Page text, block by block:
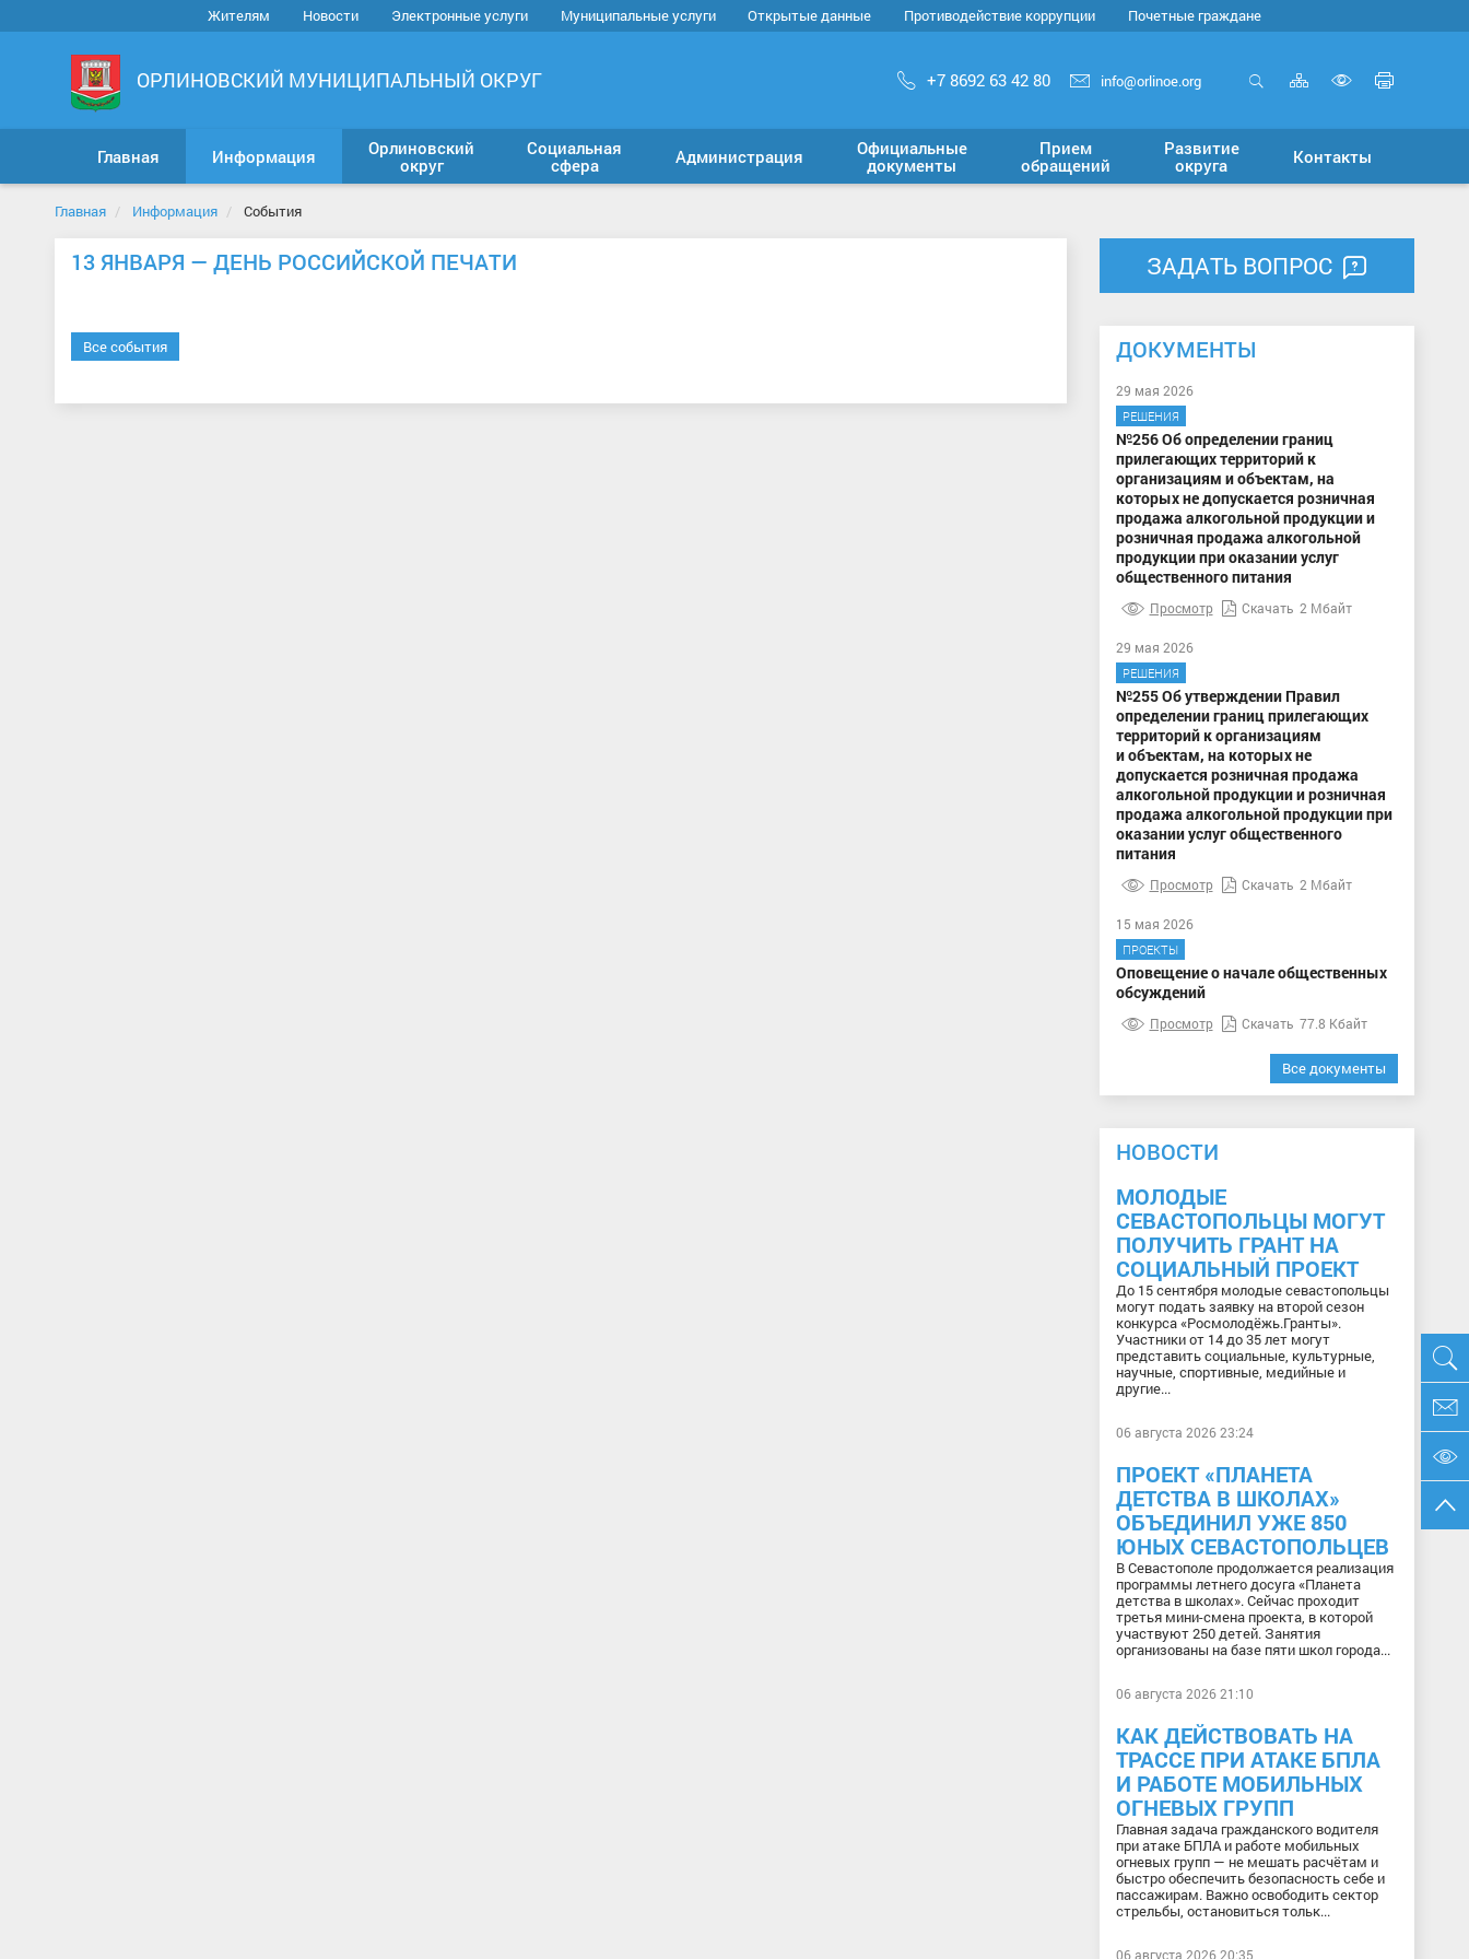
Жителям Новости Электронные услуги Муниципальные услуги Открытые данные Противодействие коррупции Почетные граждане
ОРЛИНОВСКИЙ МУНИЦИПАЛЬНЫЙ ОКРУГ +7 8692 63 42 80 info@orlinoe.org Карта
сайта
версию
для
Главная Информация
Орлиновский
округ
Социальная
сфера
Администрация
Официальные
документы
Прием
обращений
Развитие
округа
Контакты
Главная Информация События
13 ЯНВАРЯ — ДЕНЬ РОССИЙСКОЙ ПЕЧАТИ
Все события
ЗАДАТЬ ВОПРОС
ДОКУМЕНТЫ
29 мая 2026
РЕШЕНИЯ
№256 Об определении границ
прилегающих территорий к
организациям и объектам, на
которых не допускается розничная
продажа алкогольной продукции и
розничная продажа алкогольной
продукции при оказании услуг
общественного питания
Просмотр Скачать 2 Мбайт
29 мая 2026
РЕШЕНИЯ
№255 Об утверждении Правил
определении границ прилегающих
территорий к организациям
и объектам, на которых не
допускается розничная продажа
алкогольной продукции и розничная
продажа алкогольной продукции при
оказании услуг общественного
питания
Просмотр Скачать 2 Мбайт
15 мая 2026
ПРОЕКТЫ
Оповещение о начале общественных
обсуждений
Просмотр Скачать 77.8 Кбайт
Все документы
НОВОСТИ
МОЛОДЫЕ
СЕВАСТОПОЛЬЦЫ МОГУТ
ПОЛУЧИТЬ ГРАНТ НА
СОЦИАЛЬНЫЙ ПРОЕКТ
До 15 сентября молодые севастопольцы
могут подать заявку на второй сезон
конкурса «Росмолодёжь.Гранты».
Участники от 14 до 35 лет могут
представить социальные, культурные,
научные, спортивные, медийные и
другие...
06 августа 2026 23:24
ПРОЕКТ «ПЛАНЕТА
ДЕТСТВА В ШКОЛАХ»
ОБЪЕДИНИЛ УЖЕ 850
ЮНЫХ СЕВАСТОПОЛЬЦЕВ
В Севастополе продолжается реализация
программы летнего досуга «Планета
детства в школах». Сейчас проходит
третья мини-смена проекта, в которой
участвуют 250 детей. Занятия
организованы на базе пяти школ города...
06 августа 2026 21:10
КАК ДЕЙСТВОВАТЬ НА
ТРАССЕ ПРИ АТАКЕ БПЛА
И РАБОТЕ МОБИЛЬНЫХ
ОГНЕВЫХ ГРУПП
Главная задача гражданского водителя
при атаке БПЛА и работе мобильных
огневых групп — не мешать расчётам и
быстро обеспечить безопасность себе и
пассажирам. Важно освободить сектор
стрельбы, остановиться тольк...
06 августа 2026 20:35